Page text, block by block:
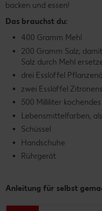
backen und essen!
Das brauchst du:
400 Gramm Mehl
200 Gramm Salz;
Salz durch Mehl
drei Esslöffel
zwei Esslöffel
500 Milliliter
Lebensmittelfarben,
Schüssel
Handschuhe
Rührgerät
Anleitung für selbst